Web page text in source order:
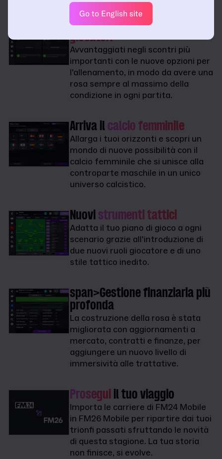
Esprimi tutto ilpotenziale dei
giocatori
Avvantaggiati negli scontri più
importanti con le nuove opzioni per
l'allenamento, in modo da avere una
rosa sempre al massimo della
condizione in ogni partita.
Arriva il calcio femminile
Allarga i tuoi orizzonti e scopri un
mondo di nuove possibilità con il
calcio femminile che si unisce alla
controparte maschile in un unico
universo calcistico.
Nuovi strumenti tattici
Adatta il tuo piano di gioco a ogni
scenario grazie all'introduzione di
due nuovi ruoli giocatore e di uno
stile tattico inedito.
span>Gestione finanziaria più
profonda
La costruzione della rosa è stata
migliorata con aggiornamenti a
mercato, contratti e finanze, per
aggiungere un nuovo livello di
immersività alle trattative.
Proseguiil tuo viaggio
Importa le carriere di FM24 Mobile
in FM26 Mobile per ripartire dai tuoi
trionfi passati sfruttando le novità
di questa stagione. La tua storia
non finisce, si evolve.
Go to English site